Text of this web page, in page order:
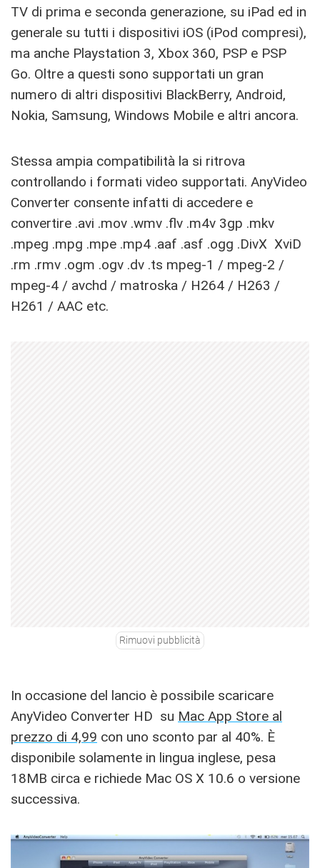
TV di prima e seconda generazione, su iPad ed in
generale su tutti i dispositivi iOS (iPod compresi),
ma anche Playstation 3, Xbox 360, PSP e PSP
Go. Oltre a questi sono supportati un gran
numero di altri dispositivi BlackBerry, Android,
Nokia, Samsung, Windows Mobile e altri ancora.
Stessa ampia compatibilità la si ritrova
controllando i formati video supportati. AnyVideo
Converter consente infatti di accedere e
convertire .avi .mov .wmv .flv .m4v 3gp .mkv
.mpeg .mpg .mpe .mp4 .aaf .asf .ogg .DivX XviD
.rm .rmv .ogm .ogv .dv .ts mpeg-1 / mpeg-2 /
mpeg-4 / avchd / matroska / H264 / H263 /
H261 / AAC etc.
Rimuovi pubblicità
In occasione del lancio è possibile scaricare
AnyVideo Converter HD su Mac App Store al
prezzo di 4,99 con uno sconto par al 40%. È
disponibile solamente in lingua inglese, pesa
18MB circa e richiede Mac OS X 10.6 o versione
successiva.